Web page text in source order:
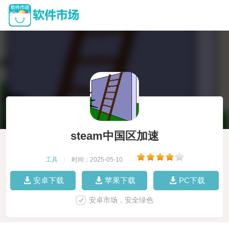
steam中国区加速
工具 时间：2025-05-10
安卓下载 苹果下载 PC下载
安卓市场，安全绿色